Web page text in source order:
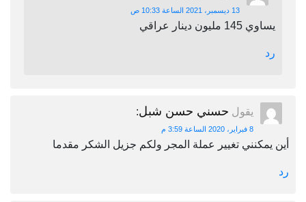
13 ديسمبر، 2021 الساعة 10:33 ص
يساوي 145 مليون دينار عراقي
رد
يقول حسني حسن شبل:
8 فبراير، 2020 الساعة 3:59 م
أين يمكنني تغيير عملة المجر ولكم جزيل الشكر مقدما
رد